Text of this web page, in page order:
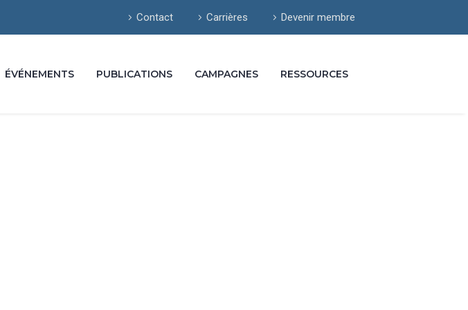
Contact Carrières Devenir membre
ÉVÉNEMENTS PUBLICATIONS CAMPAGNES RESSOURCES